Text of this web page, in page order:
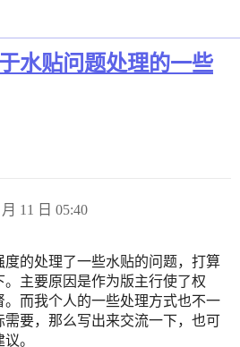
水贴问题处理的一些
11 日 05:40
的处理了一些水贴的问题，打算
主要原因是作为版主行使了权
而我个人的一些处理方式也不一
要，那么写出来交流一下，也可
。